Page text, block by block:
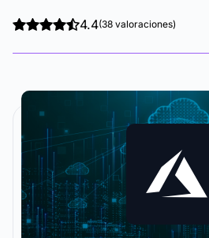
4.4(38 valoraciones)